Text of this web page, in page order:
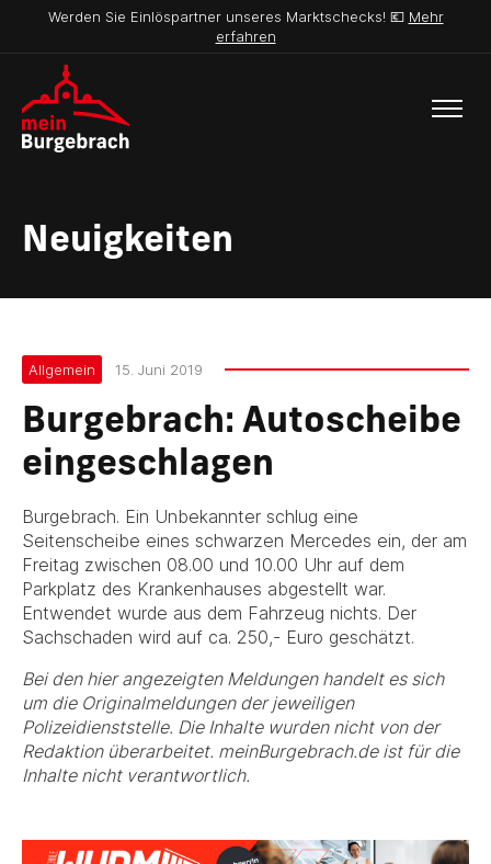
Werden Sie Einlöspartner unseres Marktschecks! 💶 Mehr
erfahren
Neuigkeiten
Allgemein 15. Juni 2019
Burgebrach: Autoscheibe
eingeschlagen
Burgebrach. Ein Unbekannter schlug eine
Seitenscheibe eines schwarzen Mercedes ein, der am
Freitag zwischen 08.00 und 10.00 Uhr auf dem
Parkplatz des Krankenhauses abgestellt war.
Entwendet wurde aus dem Fahrzeug nichts. Der
Sachschaden wird auf ca. 250,- Euro geschätzt.
Bei den hier angezeigten Meldungen handelt es sich
um die Originalmeldungen der jeweiligen
Polizeidienststelle. Die Inhalte wurden nicht von der
Redaktion überarbeitet. meinBurgebrach.de ist für die
Inhalte nicht verantwortlich.